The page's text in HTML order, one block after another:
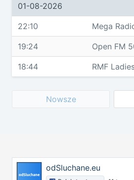
01-08-2026
22:10 Mega
19:24 Open FM
18:44 RMF
Nowsze
odSluchane.eu